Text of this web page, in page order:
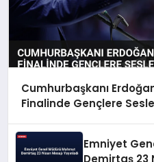
Cumhurbaşkanı
Finalinde Gençlere
Emniyet